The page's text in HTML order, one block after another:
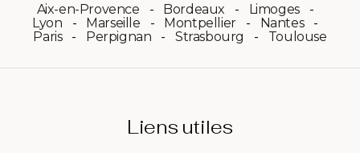
Aix-en-Provence Bordeaux
Limoges
Lyon
Marseille Montpellier
Nantes
Paris
Perpignan Strasbourg Toulouse
Liens utiles